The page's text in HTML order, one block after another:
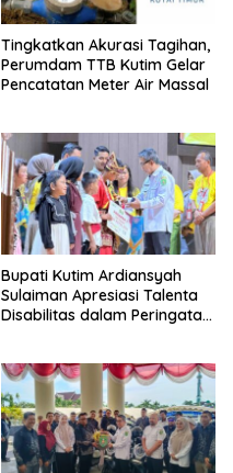
Tingkatkan Akurasi Tagihan,
Perumdam TTB Kutim Gelar
Pencatatan Meter Air Massal
Bupati Kutim Ardiansyah
Sulaiman Apresiasi Talenta
Disabilitas dalam Peringatan